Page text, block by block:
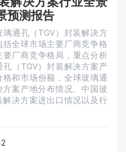
预测报告
通孔（TGV）封装解决方
全球市场主要厂商竞争格
要厂商竞争格局，重点分析
（TGV）封装解决方案产
和市场份额，全球玻璃通
案产地分布情况、中国玻
解决方案进出口情况以及行